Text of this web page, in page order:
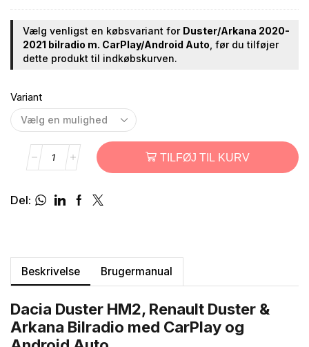
Vælg venligst en købsvariant for Duster/Arkana 2020-
2021 bilradio m. CarPlay/Android Auto , før du tilføjer
dette produkt til indkøbskurven.
Variant
TILFØJ TIL KURV
Del:
Beskrivelse Brugermanual
Dacia Duster HM2, Renault Duster &
Arkana Bilradio med CarPlay og